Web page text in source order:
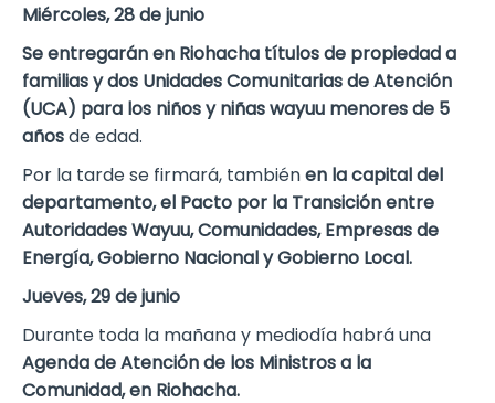
Miércoles, 28 de junio
Se entregarán en Riohacha títulos de propiedad a
familias y dos Unidades Comunitarias de Atención
(UCA) para los niños y niñas wayuu menores de 5
añosde edad.
Por la tarde se firmará, tambiénen la capital del
departamento, el Pacto por la Transición entre
Autoridades Wayuu, Comunidades, Empresas de
Energía, Gobierno Nacional y Gobierno Local.
Jueves, 29 de junio
Durante toda la mañana y mediodía habrá una
Agenda de Atención de los Ministros a la
Comunidad, en Riohacha.